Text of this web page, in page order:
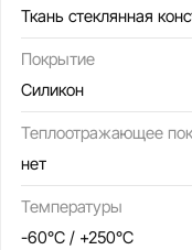
Ткань стеклянная
Покрытие
Силикон
Теплоотражающее
нет
Температуры
-60°C / +250°C